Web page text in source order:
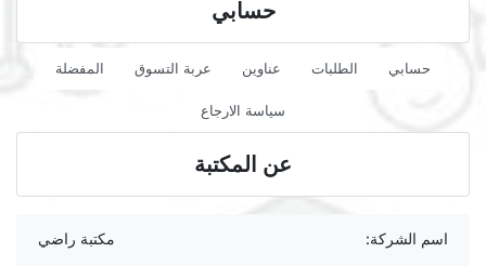
حسابي
حسابي الطلبات عناوين عربة التسوق المفضلة
سياسة الارجاع
عن المكتبة
اسم الشركة: مكتبة راضي